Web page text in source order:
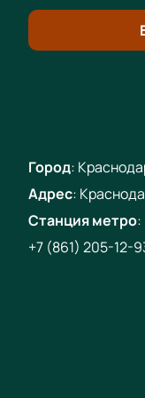
Цены
Посмотрите
Увидьте футбол
Город:
Адрес:
Станция метро:
+7 (861) 205-12-